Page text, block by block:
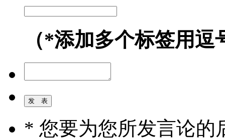
（*添加多个标签用逗
* 您要为您所发言论的